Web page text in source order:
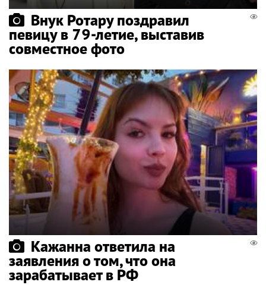
Внук Ротару поздравил
певицу в 79-летие, выставив
совместное фото
Кажанна ответила на
заявления о том, что она
зарабатывает в РФ